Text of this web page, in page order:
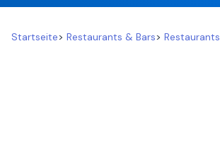
Startseite> Restaurants & Bars> Restaurants